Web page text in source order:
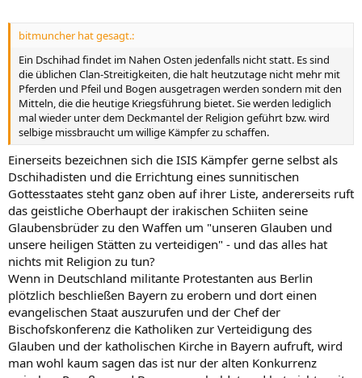
bitmuncher hat gesagt.:
Ein Dschihad findet im Nahen Osten jedenfalls nicht statt. Es sind
die üblichen Clan-Streitigkeiten, die halt heutzutage nicht mehr mit
Pferden und Pfeil und Bogen ausgetragen werden sondern mit den
Mitteln, die die heutige Kriegsführung bietet. Sie werden lediglich
mal wieder unter dem Deckmantel der Religion geführt bzw. wird
selbige missbraucht um willige Kämpfer zu schaffen.
Einerseits bezeichnen sich die ISIS Kämpfer gerne selbst als
Dschihadisten und die Errichtung eines sunnitischen
Gottesstaates steht ganz oben auf ihrer Liste, andererseits ruft
das geistliche Oberhaupt der irakischen Schiiten seine
Glaubensbrüder zu den Waffen um "unseren Glauben und
unsere heiligen Stätten zu verteidigen" - und das alles hat
nichts mit Religion zu tun?
Wenn in Deutschland militante Protestanten aus Berlin
plötzlich beschließen Bayern zu erobern und dort einen
evangelischen Staat auszurufen und der Chef der
Bischofskonferenz die Katholiken zur Verteidigung des
Glauben und der katholischen Kirche in Bayern aufruft, wird
man wohl kaum sagen das ist nur der alten Konkurrenz